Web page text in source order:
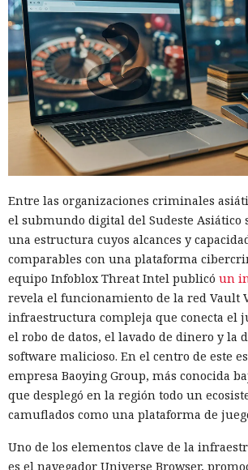
Entre las organizaciones criminales
el submundo digital del Sudeste Asiático
una estructura cuyos alcances y
comparables con una plataforma
equipo Infoblox Threat Intel publicó un
revela el funcionamiento de la red Vault
infraestructura compleja que conecta el
el robo de datos, el lavado de dinero y la
software malicioso. En el centro de este
empresa Baoying Group, más conocida
que desplegó en la región todo un
camuflados como una plataforma de
Uno de los elementos clave de la
es el navegador Universe Browser,